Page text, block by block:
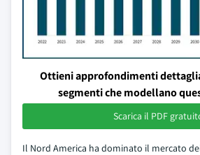
Ottieni approfondimenti
segmenti che modellano
Scarica il PDF
Il Nord America ha dominato il mercato